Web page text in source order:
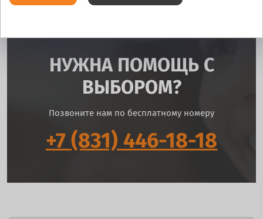
НУЖНА ПОМОЩЬ С
ВЫБОРОМ?
Позвоните нам по бесплатному номеру
+7 (831) 446-18-18